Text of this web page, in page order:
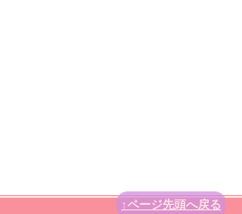
↑ページ先頭へ戻る